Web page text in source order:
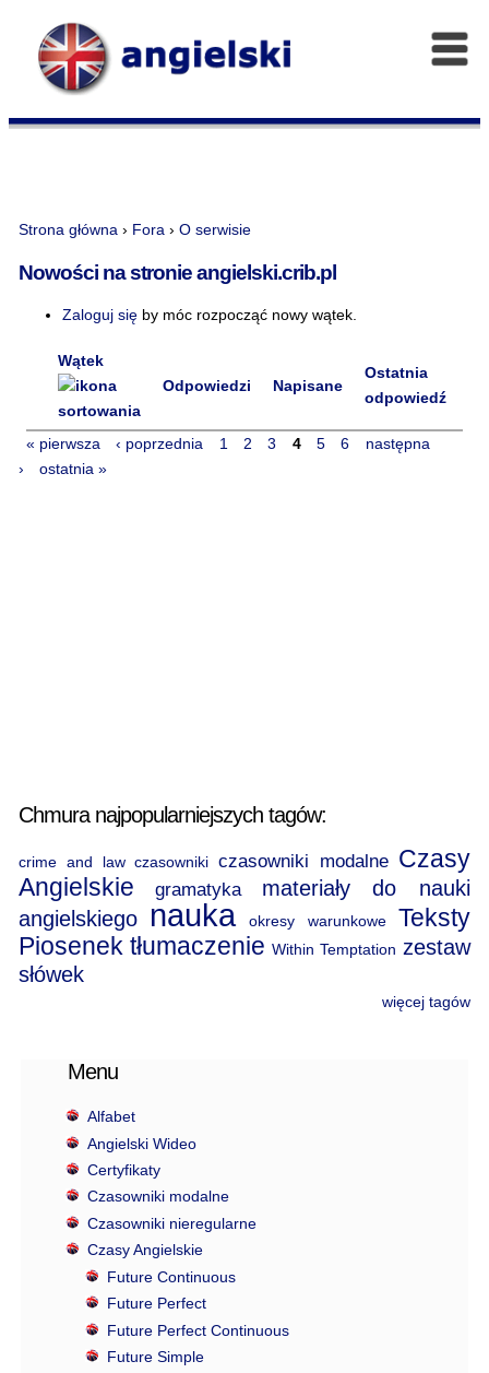
Strona główna› Fora› O serwisie
Nowości na stronie angielski.crib.pl
Zaloguj sięby móc rozpocząć nowy wątek.
Wątek
Odpowiedzi
Napisane
Ostatnia
odpowiedź
« pierwsza ‹ poprzednia 1 2 3 4 5 6
następna
›
ostatnia »
Chmura najpopularniejszych tagów:
crime and law czasowniki czasowniki modalne Czasy
Angielskie
gramatyka
materiały do nauki
angielskiego
nauka okresy warunkowe
Teksty
Piosenek tłumaczenie Within Temptation zestaw
słówek
więcej tagów
Menu
Alfabet
Angielski Wideo
Certyfikaty
Czasowniki modalne
Czasowniki nieregularne
Czasy Angielskie
Future Continuous
Future Perfect
Future Perfect Continuous
Future Simple